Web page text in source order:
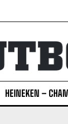
HEINEKEN –